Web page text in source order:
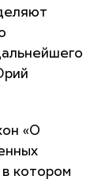
«О
котором